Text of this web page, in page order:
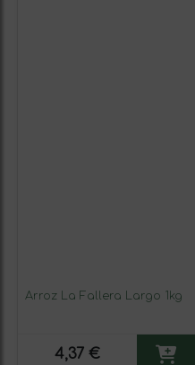
Arroz La Fallera Largo 1kg
4,37 €